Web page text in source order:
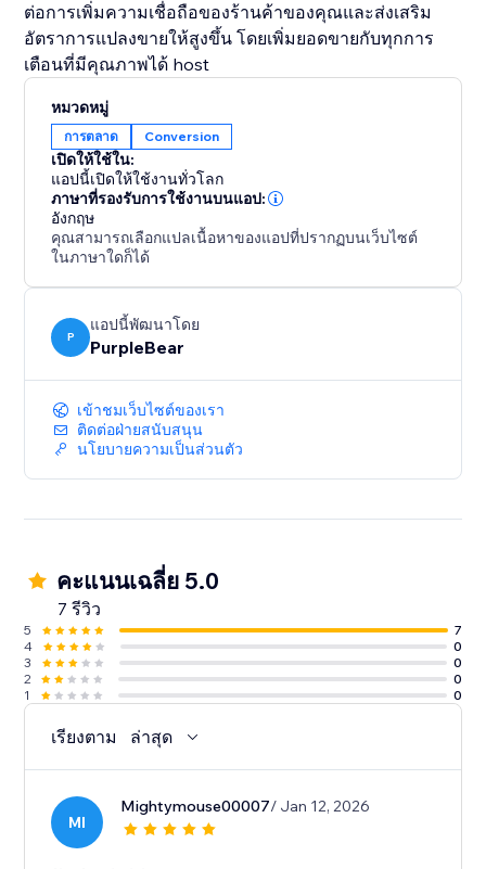
ต่อการเพิ่มความเชื่อถือของร้านค้าของคุณและส่งเสริม
อัตราการแปลงขายให้สูงขึ้น โดยเพิ่มยอดขายกับทุกการ
เตือนที่มีคุณภาพได้ host
หมวดหมู่
การตลาด Conversion
เปิดให้ใช้ใน:
แอปนี้เปิดให้ใช้งานทั่วโลก
ภาษาที่รองรับการใช้งานบนแอป:
อังกฤษ
คุณสามารถเลือกแปลเนื้อหาของแอปที่ปรากฏบนเว็บไซต์
ในภาษาใดก็ได้
P
แอปนี้พัฒนาโดย
PurpleBear
เข้าชมเว็บไซต์ของเรา
ติดต่อฝ่ายสนับสนุน
นโยบายความเป็นส่วนตัว
คะแนนเฉลี่ย 5.0
7 รีวิว
5
7
4
0
3
0
2
0
1
0
เรียงตาม ล่าสุด
MI
Mightymouse00007/ Jan 12, 2026